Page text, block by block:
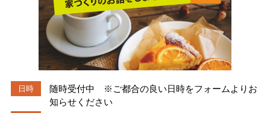
日時
随時受付中 ※ご都合の良い日時をフォームよりお
知らせください